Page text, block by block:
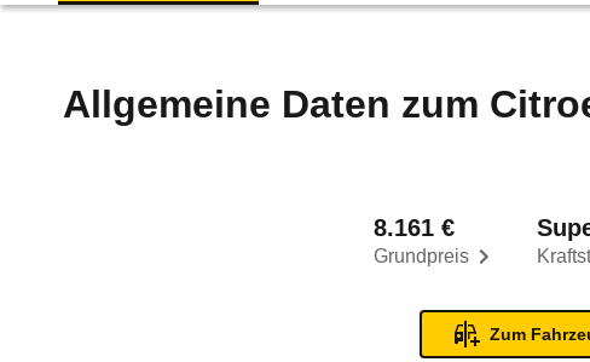
Allgemeine Daten zum
Grundpreis
8.161 €
Zum